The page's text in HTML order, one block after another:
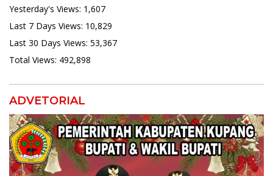
Yesterday's Views: 1,607
Last 7 Days Views: 10,829
Last 30 Days Views: 53,367
Total Views: 492,898
ADVETORIAL